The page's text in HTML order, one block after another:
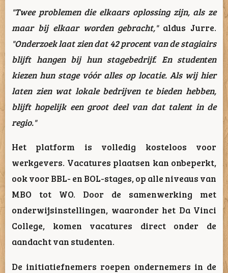
"Twee problemen die elkaars oplossing zijn, als ze
maar bij elkaar worden gebracht,"aldus Jurre.
"Onderzoek laat zien dat 42 procent van de stagiairs
blijft hangen bij hun stagebedrijf. En studenten
kiezen hun stage vóór alles op locatie. Als wij hier
laten zien wat lokale bedrijven te bieden hebben,
blijft hopelijk een groot deel van dat talent in de
regio."
Het platform is volledig kosteloos voor
werkgevers. Vacatures plaatsen kan onbeperkt,
ook voor BBL- en BOL-stages, op alle niveaus van
MBO tot WO. Door de samenwerking met
onderwijsinstellingen, waaronder het Da Vinci
College, komen vacatures direct onder de
aandacht van studenten.
De initiatiefnemers roepen ondernemers in de